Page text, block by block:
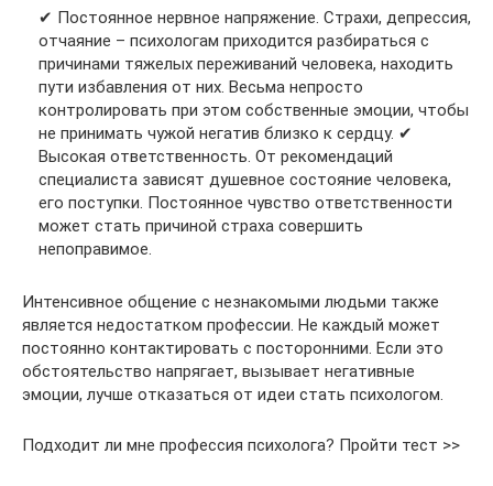
✔ Постоянное нервное напряжение. Страхи, депрессия,
отчаяние – психологам приходится разбираться с
причинами тяжелых переживаний человека, находить
пути избавления от них. Весьма непросто
контролировать при этом собственные эмоции, чтобы
не принимать чужой негатив близко к сердцу. ✔
Высокая ответственность. От рекомендаций
специалиста зависят душевное состояние человека,
его поступки. Постоянное чувство ответственности
может стать причиной страха совершить
непоправимое.
Интенсивное общение с незнакомыми людьми также
является недостатком профессии. Не каждый может
постоянно контактировать с посторонними. Если это
обстоятельство напрягает, вызывает негативные
эмоции, лучше отказаться от идеи стать психологом.
Подходит ли мне профессия психолога? Пройти тест >>